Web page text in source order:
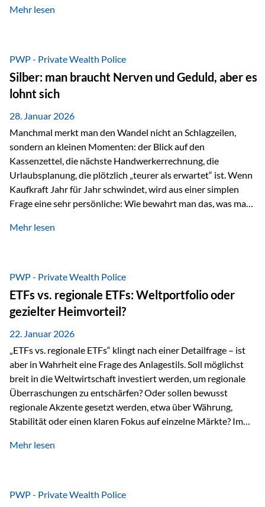
starken Anstiegen. Diese verändern jedoch nicht die
von geopolitischen Spannungen, einer stark ausgeweiteten
Geldmenge sowie strukturellen Verschiebungen an den
Kapitalmärkten geprägt ist, bleibt Gold ein bewährter Anker.
Nicht, weil…
Mehr lesen
PWP - Private Wealth Police
Silber: man braucht Nerven und Geduld, aber es
lohnt sich
28. Januar 2026
Manchmal merkt man den Wandel nicht an Schlagzeilen,
sondern an kleinen Momenten: der Blick auf den
Kassenzettel, die nächste Handwerkerrechnung, die
Urlaubsplanung, die plötzlich „teurer als erwartet“ ist. Wenn
Kaufkraft Jahr für Jahr schwindet, wird aus einer simplen
Frage eine sehr persönliche: Wie bewahrt man das, was man
Sachwerten mit einer Investition in Sachwerte zu
gerade dann, wenn Märkte nervös werden,…
Mehr lesen
PWP - Private Wealth Police
ETFs vs. regionale ETFs: Weltportfolio oder
gezielter Heimvorteil?
22. Januar 2026
„ETFs vs. regionale ETFs“ klingt nach einer Detailfrage – ist
aber in Wahrheit eine Frage des Anlagestils. Soll möglichst
breit in die Weltwirtschaft investiert werden, um regionale
Überraschungen zu entschärfen? Oder sollen bewusst
regionale Akzente gesetzt werden, etwa über Währung,
Stabilität oder einen klaren Fokus auf einzelne Märkte? Im
Wealth Police der Vienna-Life lassen sich beide Ansätze
Risikostreuung, Inflationsrobustheit und Stabilisierung. 1)
Mehr lesen
PWP - Private Wealth Police